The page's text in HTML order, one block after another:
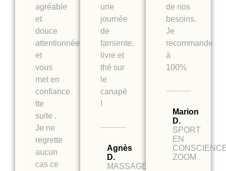
agréable
et
douce
attentionnée
et
vous
met en
confiance
tte
suite .
Je ne
regrette
aucun
cas ce
une
journée
de
farniente,
livre et
thé sur
le
canapé
!
Agnès
D.
MASSAGE
de nos
besoins.
Je
recommande
à
100%
Marion
D.
SPORT
EN
ZOOM